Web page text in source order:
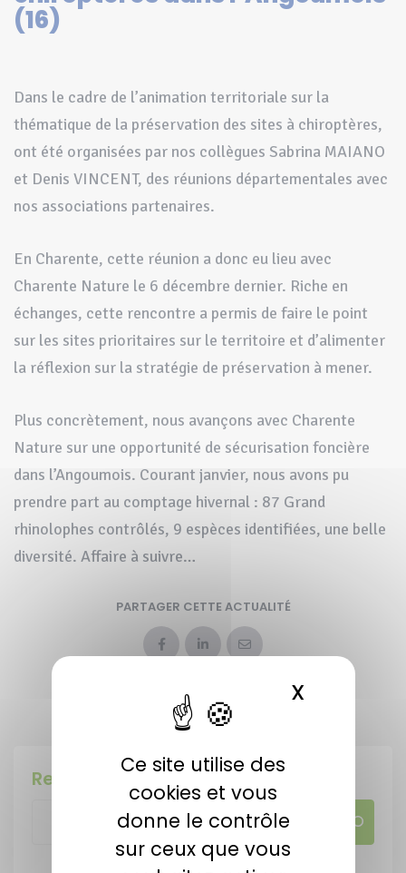
Ce site utilise des
cookies et vous
donne le contrôle
sur ceux que vous
X
(16)
Dans le cadre de l’animation territoriale sur la
thématique de la préservation des sites à chiroptères,
ont été organisées par nos collègues Sabrina MAIANO
et Denis VINCENT, des réunions départementales avec
nos associations partenaires.
En Charente, cette réunion a donc eu lieu avec
Charente Nature le 6 décembre dernier. Riche en
échanges, cette rencontre a permis de faire le point
sur les sites prioritaires sur le territoire et d’alimenter
la réflexion sur la stratégie de préservation à mener.
Plus concrètement, nous avançons avec Charente
Nature sur une opportunité de sécurisation foncière
dans l’Angoumois. Courant janvier, nous avons pu
prendre part au comptage hivernal : 87 Grand
rhinolophes contrôlés, 9 espèces identifiées, une belle
diversité. Affaire à suivre…
PARTAGER CETTE ACTUALITÉ
Publiée le 7 février 2024
Rechercher